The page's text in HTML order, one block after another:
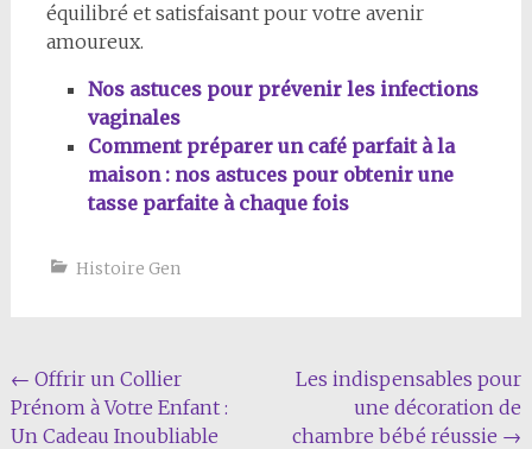
équilibré et satisfaisant pour votre avenir
amoureux.
Nos astuces pour prévenir les infections
vaginales
Comment préparer un café parfait à la
maison : nos astuces pour obtenir une
tasse parfaite à chaque fois
Histoire Gen
Navigation
de
← Offrir un Collier
Prénom à Votre Enfant :
Un Cadeau Inoubliable
Les indispensables pour
une décoration de
chambre bébé réussie →